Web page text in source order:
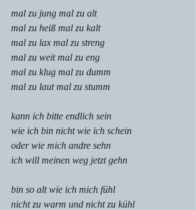
mal zu jung mal zu alt
mal zu heiß mal zu kalt
mal zu lax mal zu streng
mal zu weit mal zu eng
mal zu klug mal zu dumm
mal zu laut mal zu stumm
kann ich bitte endlich sein
wie ich bin nicht wie ich schein
oder wie mich andre sehn
ich will meinen weg jetzt gehn
bin so alt wie ich mich fühl
nicht zu warm und nicht zu kühl